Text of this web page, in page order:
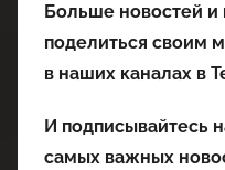
Больше новостей и
поделиться своим
в наших каналах в
И подписывайтесь
самых важных